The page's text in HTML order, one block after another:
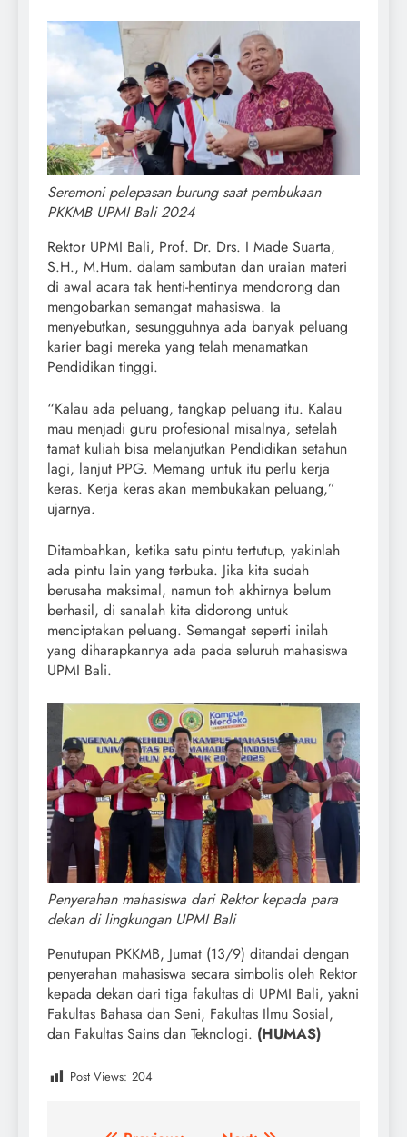
Seremoni pelepasan burung saat pembukaan
PKKMB UPMI Bali 2024
Rektor UPMI Bali, Prof. Dr. Drs. I Made Suarta,
S.H., M.Hum. dalam sambutan dan uraian materi
di awal acara tak henti-hentinya mendorong dan
mengobarkan semangat mahasiswa. Ia
menyebutkan, sesungguhnya ada banyak peluang
karier bagi mereka yang telah menamatkan
Pendidikan tinggi.
“Kalau ada peluang, tangkap peluang itu. Kalau
mau menjadi guru profesional misalnya, setelah
tamat kuliah bisa melanjutkan Pendidikan setahun
lagi, lanjut PPG. Memang untuk itu perlu kerja
keras. Kerja keras akan membukakan peluang,”
ujarnya.
Ditambahkan, ketika satu pintu tertutup, yakinlah
ada pintu lain yang terbuka. Jika kita sudah
berusaha maksimal, namun toh akhirnya belum
berhasil, di sanalah kita didorong untuk
menciptakan peluang. Semangat seperti inilah
yang diharapkannya ada pada seluruh mahasiswa
UPMI Bali.
Penyerahan mahasiswa dari Rektor kepada para
dekan di lingkungan UPMI Bali
Penutupan PKKMB, Jumat (13/9) ditandai dengan
penyerahan mahasiswa secara simbolis oleh Rektor
kepada dekan dari tiga fakultas di UPMI Bali, yakni
Fakultas Bahasa dan Seni, Fakultas Ilmu Sosial,
dan Fakultas Sains dan Teknologi. (HUMAS)
Post Views: 204